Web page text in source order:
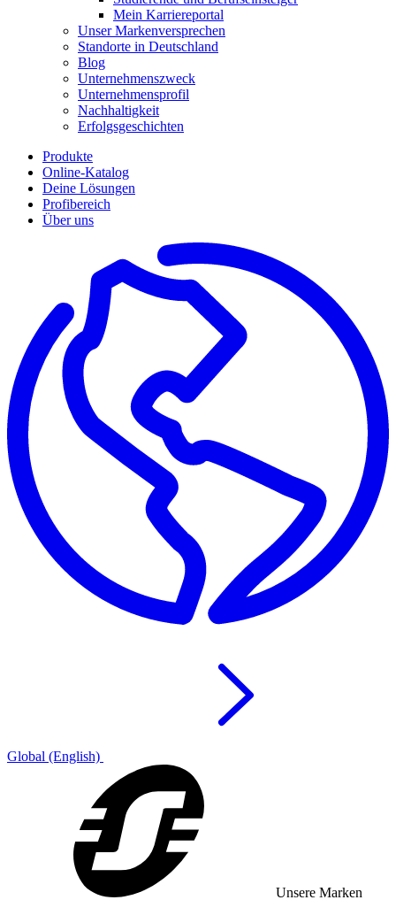
Mein Karriereportal
Unser Markenversprechen
Standorte in Deutschland
Blog
Unternehmenszweck
Unternehmensprofil
Nachhaltigkeit
Erfolgsgeschichten
Produkte
Online-Katalog
Deine Lösungen
Profibereich
Über uns
Global (English)
Unsere Marken